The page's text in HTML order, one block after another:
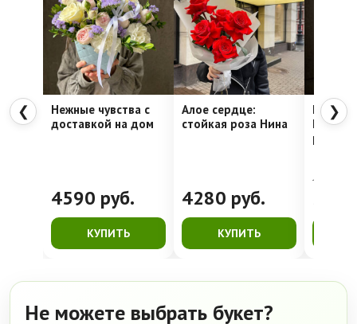
❮
Нежные чувства с
доставкой на дом
4590 руб.
КУПИТЬ
Алое сердце:
стойкая роза Нина
4280 руб.
КУПИТЬ
Недели
4762
❯
Не можете выбрать букет?